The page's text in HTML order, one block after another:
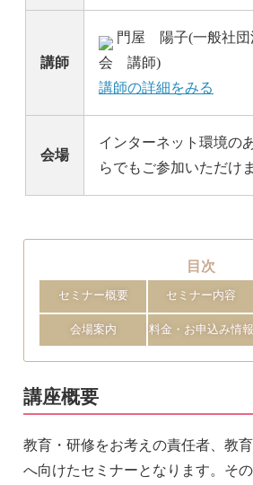
講師
門屋 陽子(一般社団
会 講師)
講師の詳細をみる
会場
インターネット環境の
らでもご参加いただけ
目次
セミナー概要 セミナー内容
会場案内 料金・お申込み情報
講座概要
教育・研修をお考えの責任者、教
へ向けたセミナーとなります。そ